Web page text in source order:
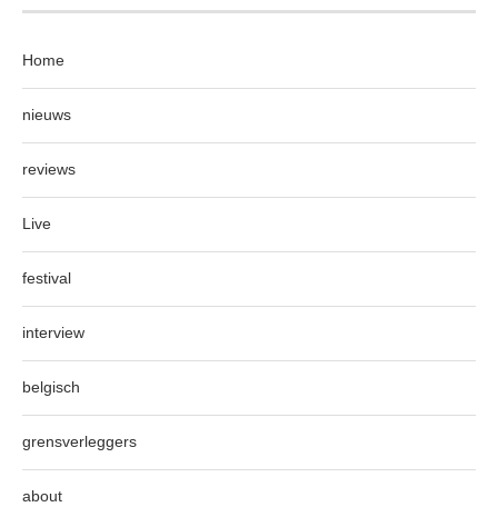
Home
nieuws
reviews
Live
festival
interview
belgisch
grensverleggers
about